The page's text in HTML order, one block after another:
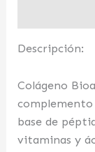
Descripción:
Colágeno
base de
vitaminas y